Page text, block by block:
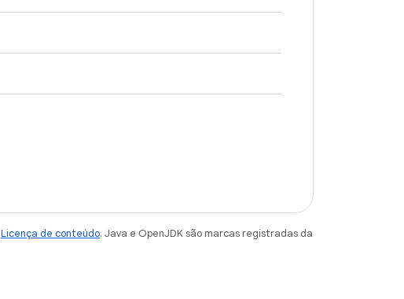
Licença de conteúdo. Java e OpenJDK são marcas registradas da